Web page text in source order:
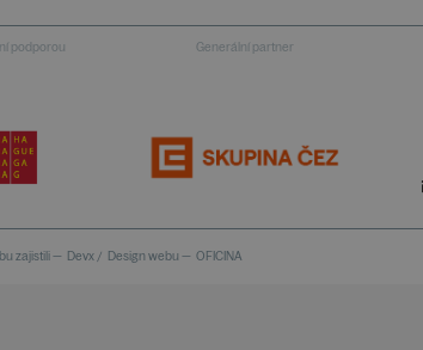
podporou Generální partner
zajistili — Devx / Design webu — OFICINA